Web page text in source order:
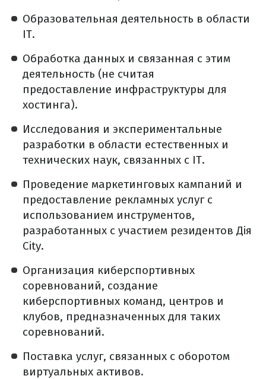
Образовательная деятельность в области
IT.
Обработка данных и связанная с этим
деятельность (не считая
предоставление инфраструктуры для
хостинга).
Исследования и экспериментальные
разработки в области естественных и
технических наук, связанных с IT.
Проведение маркетинговых кампаний и
предоставление рекламных услуг с
использованием инструментов,
разработанных с участием резидентов Дія
City.
Организация киберспортивных
соревнований, создание
киберспортивных команд, центров и
клубов, предназначенных для таких
соревнований.
Поставка услуг, связанных с оборотом
виртуальных активов.